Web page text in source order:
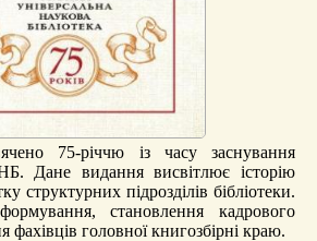
75-річчю із часу заснування
Дане видання висвітлює історію
структурних підрозділів бібліотеки.
становлення кадрового
фахівців головної книгозбірні краю.